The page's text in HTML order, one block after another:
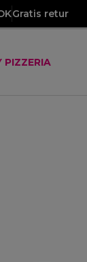
Gratis retur
PIZZERIA